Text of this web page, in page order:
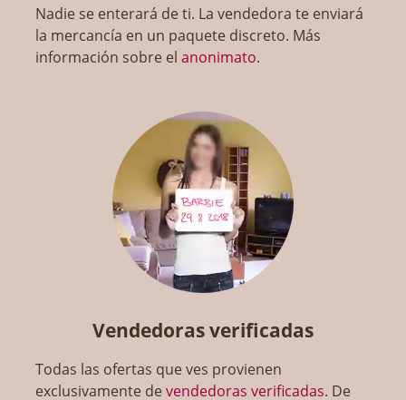
Nadie se enterará de ti. La vendedora te enviará
la mercancía en un paquete discreto. Más
información sobre elanonimato.
Vendedoras verificadas
Todas las ofertas que ves provienen
exclusivamente devendedoras verificadas. De